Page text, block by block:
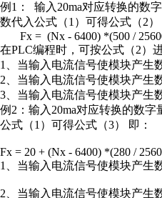
例1： 输入20ma对应转换的
数代入公式（1）可得公式（2）
Fx = (Nx - 6400) *(500 /
在PLC编程时，可按公式（2）
1、当输入电流信号使模块产生
2、当输入电流信号使模块产生
3、当输入电流信号使模块产生
例2：输入20ma对应转换的数字
公式（1）可得公式（3） 即：
Fx = 20 + (Nx - 6400) *(280 /
1、当输入电流信号使模块产生
2、当输入电流信号使模块产生